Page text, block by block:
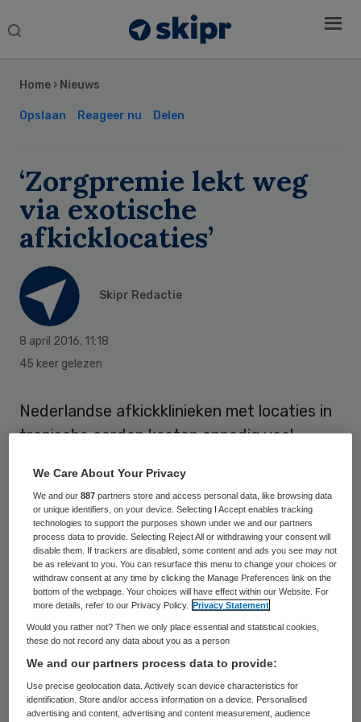
Search
Home › Nieuws
Opslaan Reageer nu Delen
‘Zorgpremie lekt weg
via exotische
afkicklocaties’
Skipr Redactie
8 april 2016, 11:18
45 keer gelezen
Nederlandse afkickklinieken met locaties in
tropische oorden kosten onnodig veel.
om ver van huis van drank of drugs af te
kicken. Dat zegt verslavingsexpert Dick
Trubendorffer in Metro.
Afkicken in tropische klinieken is populair.
Een groot aantal Nederlandse
verslavingsklinieken biedt
behandeltrajecten aan in het buitenland
aan. Trubendorffer vindt dat er door het
commerciële verdienmodel onnodig
Nederlands zorggeld weglekt. “We zouden
Sidebar
We Care About Your Privacy
We and our887 partners store and access personal data, like browsing data
or unique identifiers, on your device. Selecting I Accept enables tracking
technologies to support the purposes shown under we and our partners
process data to provide. Selecting Reject All or withdrawing your consent will
disable them. If trackers are disabled, some content and ads you see may not
be as relevant to you. You can resurface this menu to change your choices or
withdraw consent at any time by clicking the Manage Preferences link on the
bottom of the webpage. Your choices will have effect within our Website. For
more details, refer to our Privacy Policy.
Privacy Statement
Would you rather not? Then we only place essential and statistical cookies,
these do not record any data about you as a person
We and our partners process data to provide:
Use precise geolocation data. Actively scan device characteristics for
identification. Store and/or access information on a device. Personalised
advertising and content, advertising and content measurement, audience